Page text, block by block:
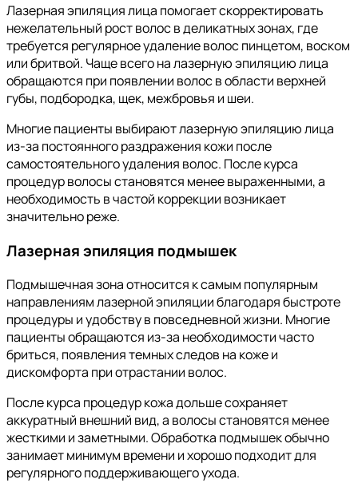
Лазерная эпиляция лица помогает скорректировать
нежелательный рост волос в деликатных зонах, где
требуется регулярное удаление волос пинцетом, воском
или бритвой. Чаще всего на лазерную эпиляцию лица
обращаются при появлении волос в области верхней
губы, подбородка, щек, межбровья и шеи.
Многие пациенты выбирают лазерную эпиляцию лица
из-за постоянного раздражения кожи после
самостоятельного удаления волос. После курса
процедур волосы становятся менее выраженными, а
необходимость в частой коррекции возникает
значительно реже.
Лазерная эпиляция подмышек
Подмышечная зона относится к самым популярным
направлениям лазерной эпиляции благодаря быстроте
процедуры и удобству в повседневной жизни. Многие
пациенты обращаются из-за необходимости часто
бриться, появления темных следов на коже и
дискомфорта при отрастании волос.
После курса процедур кожа дольше сохраняет
аккуратный внешний вид, а волосы становятся менее
жесткими и заметными. Обработка подмышек обычно
занимает минимум времени и хорошо подходит для
регулярного поддерживающего ухода.